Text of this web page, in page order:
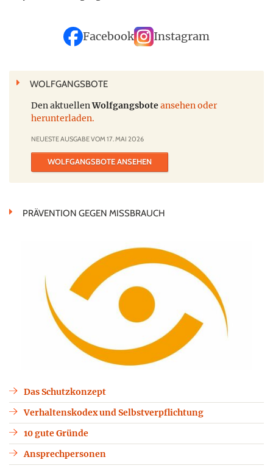
Facebook Instagram
WOLFGANGSBOTE
Den aktuellenWolfgangsboteansehen oder
herunterladen.
NEUESTE AUSGABE VOM 17. MAI 2026
WOLFGANGSBOTE ANSEHEN
PRÄVENTION GEGEN MISSBRAUCH
Das Schutzkonzept
Verhaltenskodex und Selbstverpflichtung
10 gute Gründe
Ansprechpersonen